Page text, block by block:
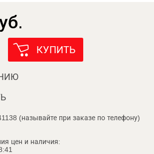
КУПИТЬ
(называйте при заказе по телефону)
цен и наличия: